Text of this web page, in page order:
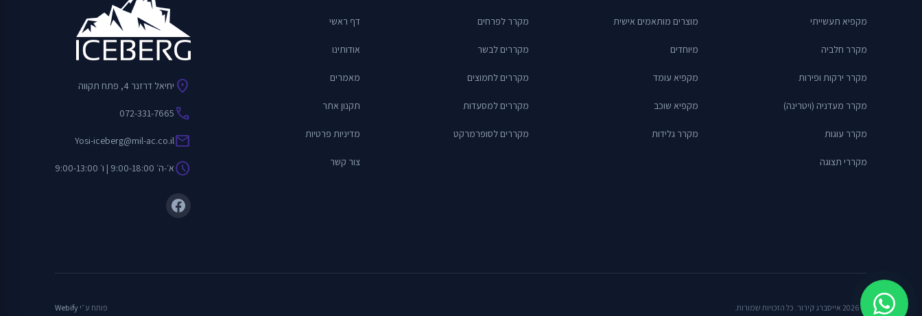
מקפיא תעשייתי
מקרר חלביה
מקרר ירקות ופירות
מקרר מעדניה (ויטרינה)
מקרר עוגות
מקררי תצוגה
מוצרים מותאמים אישית
מיוחדים
מקפיא עומד
מקפיא שוכב
מקרר גלידות
מקרר לפרחים
מקררים לבשר
מקררים לחמוצים
מקררים למסעדות
מקררים לסופרמרקט
דף ראשי
אודותינו
מאמרים
תקנון אתר
מדיניות פרטיות
צור קשר
location_on יחיאל דרזנר 4, פתח תקווה
call
072-331-7665
mail
Yosi-iceberg@mil-ac.co.il
scheduleא׳-ה׳ 9:00-18:00 | ו׳ 9:00-13:00
© 2026 אייסברג קירור. כל הזכויות שמורות. פותח ע״י Webify